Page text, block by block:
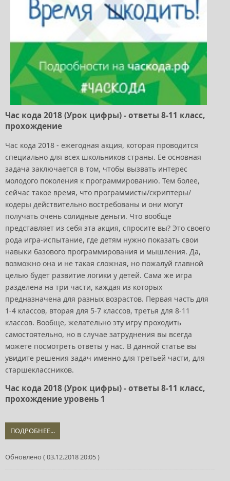
Час кода 2018 (Урок цифры) - ответы 8-11 класс,
прохождение
Час кода 2018 - ежегодная акция, которая проводится
специально для всех школьников страны. Ее основная
задача заключается в том, чтобы вызвать интерес
молодого поколения к программированию. Тем более,
сейчас такое время, что программисты/скриптеры/
кодеры действительно востребованы и они могут
получать очень солидные деньги. Что вообще
представляет из себя эта акция, спросите вы? Это своего
рода игра-испытание, где детям нужно показать свои
навыки базового программирования и мышления. Да,
возможно она и не такая сложная, но пожалуй главной
целью будет развитие логики у детей. Сама же игра
разделена на три части, каждая из которых
предназначена для разных возрастов. Первая часть для
1-4 классов, вторая для 5-7 классов, третья для 8-11
классов. Вообще, желательно эту игру проходить
самостоятельно, но в случае затруднения вы всегда
можете посмотреть ответы у нас. В данной статье вы
увидите решения задач именно для третьей части, для
старшеклассников.
Час кода 2018 (Урок цифры) - ответы 8-11 класс,
прохождение уровень 1
ПОДРОБНЕЕ...
Обновлено ( 03.12.2018 20:05 )